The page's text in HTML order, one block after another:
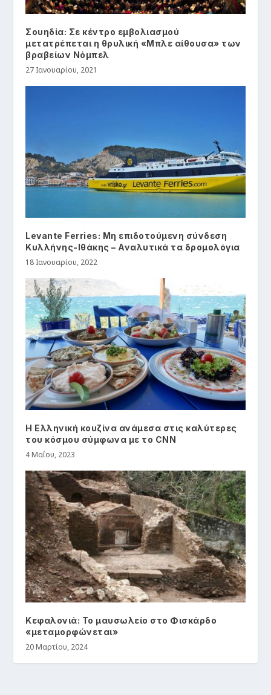
Σουηδία: Σε κέντρο εμβολιασμού
μετατρέπεται η θρυλική «Μπλε αίθουσα» των
βραβείων Νόμπελ
27 Ιανουαρίου, 2021
Levante Ferries: Mη επιδοτούμενη σύνδεση
Κυλλήνης-Ιθάκης – Αναλυτικά τα δρομολόγια
18 Ιανουαρίου, 2022
Η Ελληνική κουζίνα ανάμεσα στις καλύτερες
του κόσμου σύμφωνα με το CNN
4 Μαΐου, 2023
Κεφαλονιά: Το μαυσωλείο στο Φισκάρδο
«μεταμορφώνεται»
20 Μαρτίου, 2024